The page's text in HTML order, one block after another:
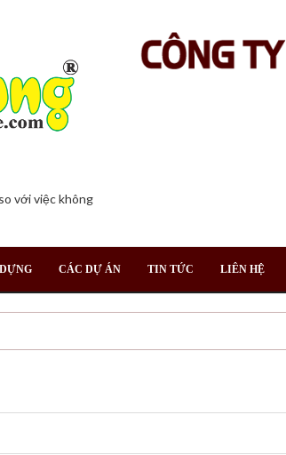
với việc không
CÁC DỰ ÁN TIN TỨC LIÊN HỆ